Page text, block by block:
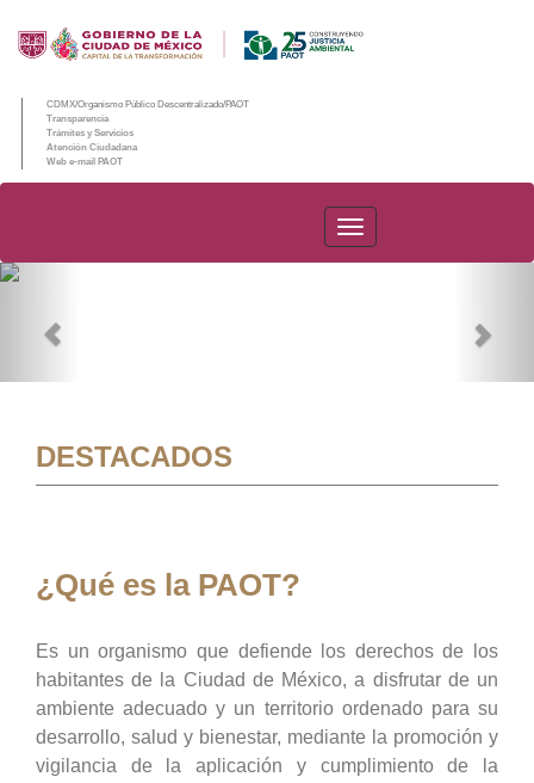
CDMX/Organismo Público Descentralizado/PAOT
Transparencia
Trámites y Servicios
Atención Ciudadana
Web e-mail PAOT
PAOT
DESTACADOS
¿Qué es la PAOT?
Es un organismo que defiende los derechos de los
habitantes de la Ciudad de México, a disfrutar de un
ambiente adecuado y un territorio ordenado para su
desarrollo, salud y bienestar, mediante la promoción y
vigilancia de la aplicación y cumplimiento de la